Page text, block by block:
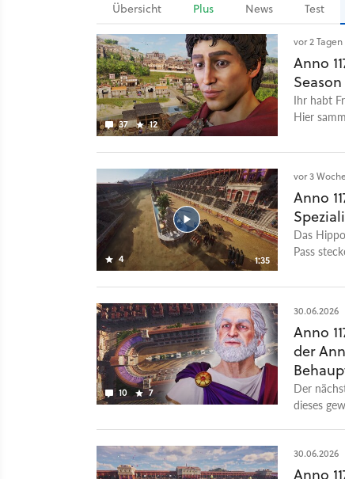
Übersicht Plus News Test
37 12
vor 2 Tagen
Anno
Ihr habt
Hier
4 1:35
vor 3
Anno
Das
Pass
gibt es für
10 7
30.06.2026
Anno
der
Der
dieses
30.06.2026
Anno